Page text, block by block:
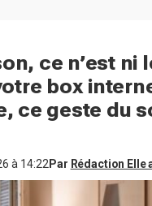
ce n’est ni
box
ce geste du
à 14:22 Par Rédaction Elle